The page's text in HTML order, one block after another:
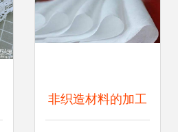
非织造材料的加工